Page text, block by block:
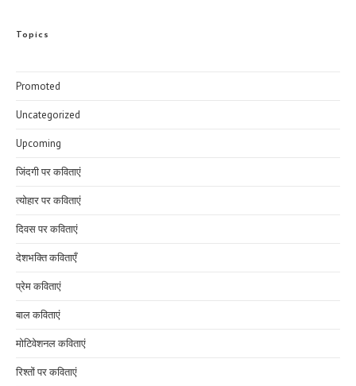
Topics
Promoted
Uncategorized
Upcoming
जिंदगी पर कविताएं
त्योहार पर कविताएं
दिवस पर कविताएं
देशभक्ति कविताएँ
प्रेम कविताएं
बाल कविताएं
मोटिवेशनल कविताएं
रिश्तों पर कविताएं